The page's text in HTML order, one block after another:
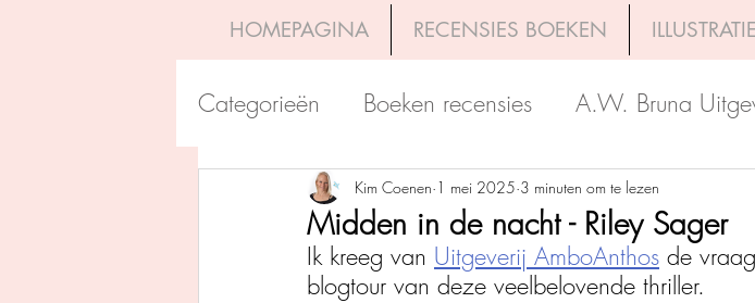
HOMEPAGINA RECENSIES BOEKEN
Categorieën Boeken recensies A.W. Bruna
Uitgeverij Pelckmans Boekerij Uitgeverij
Overamstel Uitgevers Godijn Publishing
Midden in de nacht - Riley Sager
Kim Coenen 1 mei 2025 3 minuten om te lezen
Ik kreeg van Uitgeverij AmboAnthos de
blogtour van deze veelbelovende thriller.